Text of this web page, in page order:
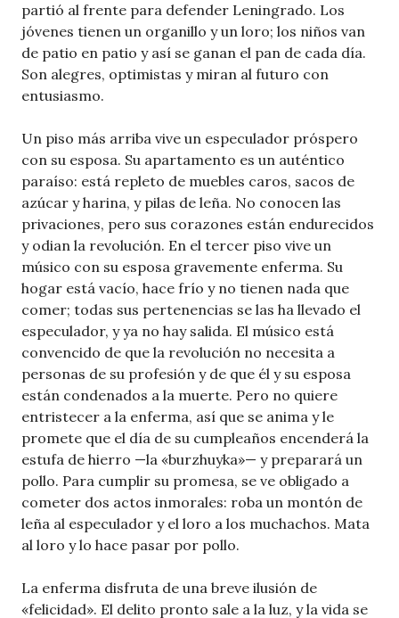
partió al frente para defender Leningrado. Los
jóvenes tienen un organillo y un loro; los niños van
de patio en patio y así se ganan el pan de cada día.
Son alegres, optimistas y miran al futuro con
entusiasmo.
Un piso más arriba vive un especulador próspero
con su esposa. Su apartamento es un auténtico
paraíso: está repleto de muebles caros, sacos de
azúcar y harina, y pilas de leña. No conocen las
privaciones, pero sus corazones están endurecidos
y odian la revolución. En el tercer piso vive un
músico con su esposa gravemente enferma. Su
hogar está vacío, hace frío y no tienen nada que
comer; todas sus pertenencias se las ha llevado el
especulador, y ya no hay salida. El músico está
convencido de que la revolución no necesita a
personas de su profesión y de que él y su esposa
están condenados a la muerte. Pero no quiere
entristecer a la enferma, así que se anima y le
promete que el día de su cumpleaños encenderá la
estufa de hierro —la «burzhuyka»— y preparará un
pollo. Para cumplir su promesa, se ve obligado a
cometer dos actos inmorales: roba un montón de
leña al especulador y el loro a los muchachos. Mata
al loro y lo hace pasar por pollo.
La enferma disfruta de una breve ilusión de
«felicidad». El delito pronto sale a la luz, y la vida se